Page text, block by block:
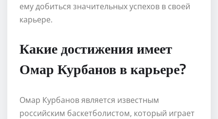
ему добиться значительных успехов в своей
карьере.
Какие достижения имеет
Омар Курбанов в карьере?
Омар Курбанов является известным
российским баскетболистом, который играет